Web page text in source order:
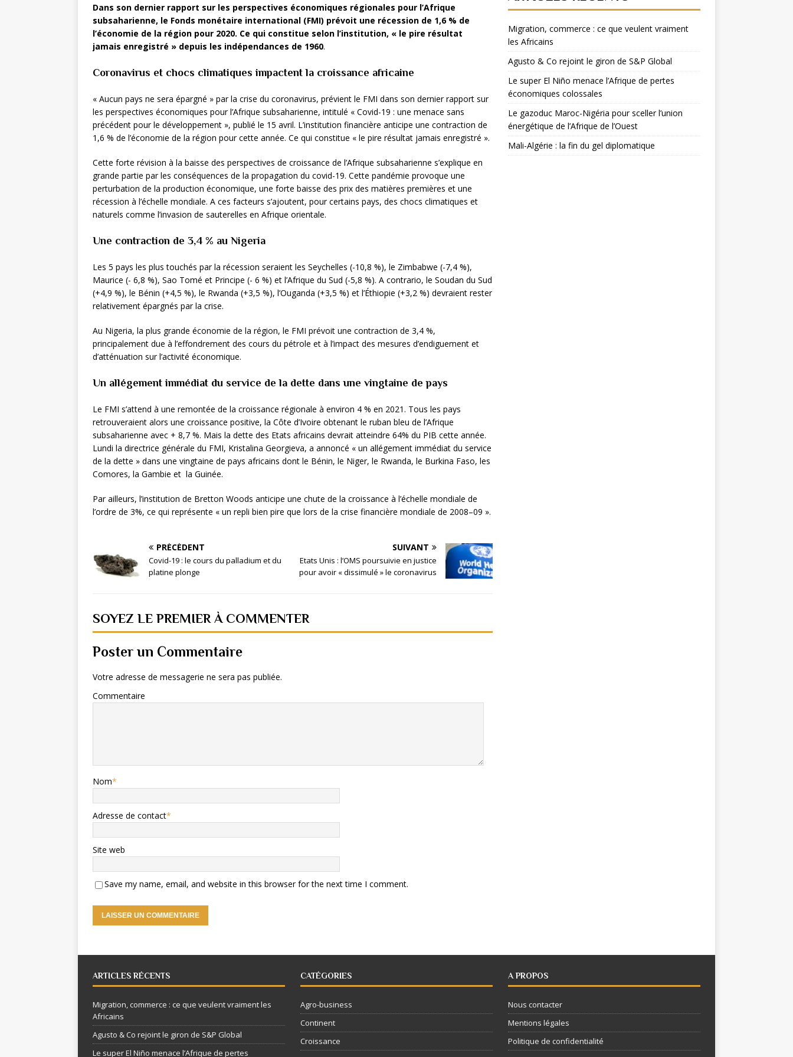
Dans son dernier rapport sur les perspectives économiques régionales pour l’Afrique
subsaharienne, le Fonds monétaire international (FMI) prévoit une récession de 1,6 % de
l’économie de la région pour 2020. Ce qui constitue selon l’institution, « le pire résultat
jamais enregistré » depuis les indépendances de 1960.
Coronavirus et chocs climatiques impactent la croissance africaine
« Aucun pays ne sera épargné » par la crise du coronavirus, prévient le FMI dans son dernier rapport sur
les perspectives économiques pour l’Afrique subsaharienne, intitulé « Covid-19 : une menace sans
précédent pour le développement », publié le 15 avril. L’institution financière anticipe une contraction de
1,6 % de l’économie de la région pour cette année. Ce qui constitue « le pire résultat jamais enregistré ».
Cette forte révision à la baisse des perspectives de croissance de l’Afrique subsaharienne s’explique en
grande partie par les conséquences de la propagation du covid-19. Cette pandémie provoque une
perturbation de la production économique, une forte baisse des prix des matières premières et une
récession à l’échelle mondiale. A ces facteurs s’ajoutent, pour certains pays, des chocs climatiques et
naturels comme l’invasion de sauterelles en Afrique orientale.
Une contraction de 3,4 % au Nigeria
Les 5 pays les plus touchés par la récession seraient les Seychelles (-10,8 %), le Zimbabwe (-7,4 %),
Maurice (- 6,8 %), Sao Tomé et Principe (- 6 %) et l’Afrique du Sud (-5,8 %). A contrario, le Soudan du Sud
(+4,9 %), le Bénin (+4,5 %), le Rwanda (+3,5 %), l’Ouganda (+3,5 %) et l’Éthiopie (+3,2 %) devraient rester
relativement épargnés par la crise.
Au Nigeria, la plus grande économie de la région, le FMI prévoit une contraction de 3,4 %,
principalement due à l’effondrement des cours du pétrole et à l’impact des mesures d’endiguement et
d’atténuation sur l’activité économique.
Un allégement immédiat du service de la dette dans une vingtaine de pays
Le FMI s’attend à une remontée de la croissance régionale à environ 4 % en 2021. Tous les pays
retrouveraient alors une croissance positive, la Côte d’Ivoire obtenant le ruban bleu de l’Afrique
subsaharienne avec + 8,7 %. Mais la dette des Etats africains devrait atteindre 64% du PIB cette année.
Lundi la directrice générale du FMI, Kristalina Georgieva, a annoncé « un allégement immédiat du service
de la dette » dans une vingtaine de pays africains dont le Bénin, le Niger, le Rwanda, le Burkina Faso, les
Comores, la Gambie et la Guinée.
Par ailleurs, l’institution de Bretton Woods anticipe une chute de la croissance à l’échelle mondiale de
l’ordre de 3%, ce qui représente « un repli bien pire que lors de la crise financière mondiale de 2008–09 ».
PRÉCÉDENT
Covid-19 : le cours du palladium et du
platine plonge
SUIVANT
Etats Unis : l’OMS poursuivie en justice
pour avoir « dissimulé » le coronavirus
SOYEZ LE PREMIER À COMMENTER
Poster un Commentaire
Votre adresse de messagerie ne sera pas publiée.
Commentaire
Nom*
Adresse de contact*
Site web
Save my name, email, and website in this browser for the next time I comment.
Migration, commerce : ce que veulent vraiment
les Africains
Agusto & Co rejoint le giron de S&P Global
Le super El Niño menace l’Afrique de pertes
économiques colossales
Le gazoduc Maroc-Nigéria pour sceller l’union
énergétique de l’Afrique de l’Ouest
Mali-Algérie : la fin du gel diplomatique
ARTICLES RÉCENTS
Migration, commerce : ce que veulent vraiment les
Africains
Agusto & Co rejoint le giron de S&P Global
Le super El Niño menace l’Afrique de pertes
CATÉGORIES
Agro-business
Continent
Croissance
A PROPOS
Nous contacter
Mentions légales
Politique de confidentialité